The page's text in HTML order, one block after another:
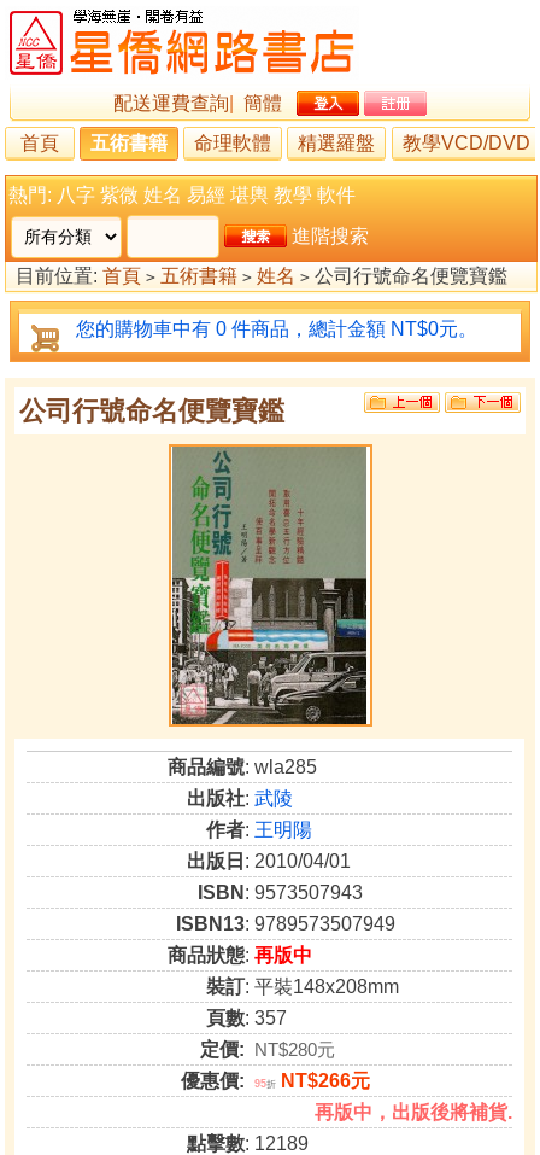
配送運費查詢
簡體
首頁
五術書籍 命理軟體 精選羅盤 教學VCD/DVD
熱門: 八字 紫微 姓名 易經 堪輿 教學 軟件
進階搜索
目前位置: 首頁 > 五術書籍 > 姓名 > 公司行號命名便覽寶鑑
您的購物車中有 0 件商品，總計金額 NT$0元。
公司行號命名便覽寶鑑
商品編號: wla285
出版社:武陵
作者: 王明陽
出版日 : 2010/04/01
ISBN : 9573507943
ISBN13: 9789573507949
商品狀態:再版中
裝訂: 平裝148x208mm
頁數: 357
定價: NT$280元
優惠價:
95折
NT$266元
再版中，出版後將補貨.
點擊數: 12189